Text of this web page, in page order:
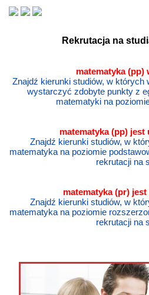
Rekrutacja na
matematyka (pp)
Znajdź kierunki studiów, w których
wystarczyć zdobyte punkty z
matematyki na
matematyka(pp) jest
Znajdź kierunki studiów, w
matematyka na poziomie
rekrutacji na
matematyka(pr) jest
Znajdź kierunki studiów, w
matematyka na poziomie
rekrutacji na